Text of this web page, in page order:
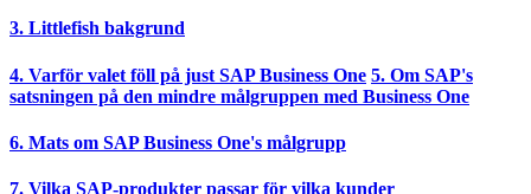
3. Littlefish bakgrund
4. Varför valet föll på just SAP Business One 5. Om SAP's
satsningen på den mindre målgruppen med Business One
6. Mats om SAP Business One's målgrupp
7. Vilka SAP-produkter passar för vilka kunder